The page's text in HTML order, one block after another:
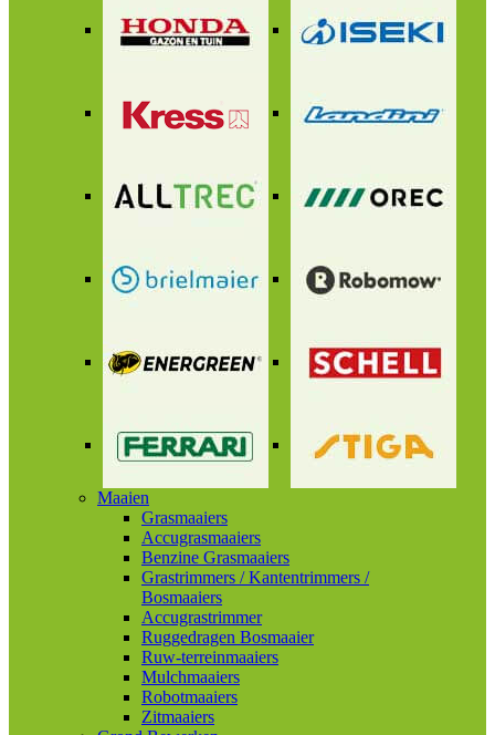
Maaien
Grasmaaiers
Accugrasmaaiers
Benzine Grasmaaiers
Grastrimmers / Kantentrimmers /
Bosmaaiers
Accugrastrimmer
Ruggedragen Bosmaaier
Ruw-terreinmaaiers
Mulchmaaiers
Robotmaaiers
Zitmaaiers